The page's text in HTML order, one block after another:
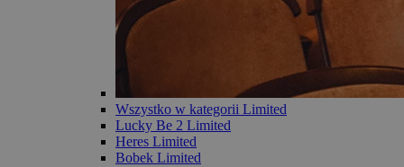
Wszystko w kategorii Limited
Lucky Be 2 Limited
Heres Limited
Bobek Limited